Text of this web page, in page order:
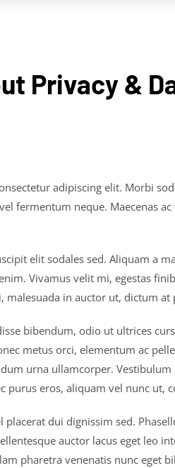
Privacy &
adipiscing elit. Morbi
fermentum neque. Maecenas
elit sodales sed. Aliquam a
Vivamus velit mi, egestas
malesuada in auctor ut, dictum
bibendum, odio ut ultrices
metus orci, elementum ac
urna ullamcorper.
purus eros, aliquam vel nunc ut,
placerat dui dignissim sed.
auctor lacus eget leo
pharetra venenatis nunc eget